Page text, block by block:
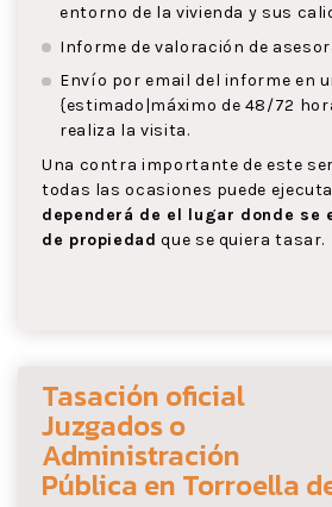
entorno de la vivienda y sus
Informe de valoración de
Envío por email del informe en
{estimado|máximo de 48/72
realiza la visita.
Una contra importante de este
todas las ocasiones puede
dependerá de el lugar donde se
de propiedad que se quiera tasar.
Tasación oficial
Juzgados o
Administración
Pública en Torroella